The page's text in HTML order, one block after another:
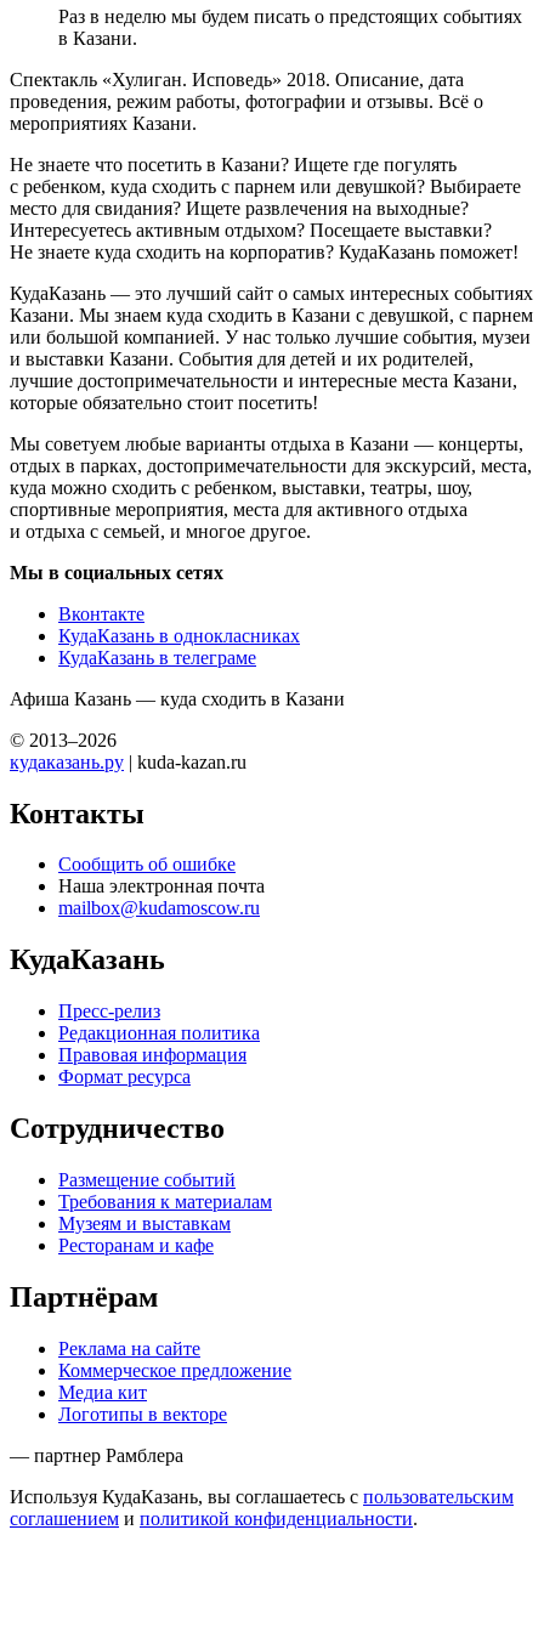
Раз в неделю мы будем писать о предстоящих событиях
в Казани.
Спектакль «Хулиган. Исповедь» 2018. Описание, дата
проведения, режим работы, фотографии и отзывы. Всё о
мероприятиях Казани.
Не знаете что посетить в Казани? Ищете где погулять
с ребенком, куда сходить с парнем или девушкой? Выбираете
место для свидания? Ищете развлечения на выходные?
Интересуетесь активным отдыхом? Посещаете выставки?
Не знаете куда сходить на корпоратив? КудаКазань поможет!
КудаКазань — это лучший сайт о самых интересных событиях
Казани. Мы знаем куда сходить в Казани с девушкой, с парнем
или большой компанией. У нас только лучшие события, музеи
и выставки Казани. События для детей и их родителей,
лучшие достопримечательности и интересные места Казани,
которые обязательно стоит посетить!
Мы советуем любые варианты отдыха в Казани — концерты,
отдых в парках, достопримечательности для экскурсий, места,
куда можно сходить с ребенком, выставки, театры, шоу,
спортивные мероприятия, места для активного отдыха
и отдыха с семьей, и многое другое.
Мы в социальных сетях
Вконтакте
КудаКазань в однокласниках
КудаКазань в телеграме
Афиша Казань — куда сходить в Казани
© 2013–2026
кудаказань.ру | kuda-kazan.ru
Контакты
Сообщить об ошибке
Наша электронная почта
mailbox@kudamoscow.ru
КудаКазань
Пресс-релиз
Редакционная политика
Правовая информация
Формат ресурса
Сотрудничество
Размещение событий
Требования к материалам
Музеям и выставкам
Ресторанам и кафе
Партнёрам
Реклама на сайте
Коммерческое предложение
Медиа кит
Логотипы в векторе
— партнер Рамблера
Используя КудаКазань, вы соглашаетесь с пользовательским
соглашением и политикой конфиденциальности.